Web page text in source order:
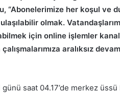
“Abonelerimize her koşul ve
olmak.
için online işlemler
aralıksız
saat 04.17’de merkez
2022
güven endeksi 72,4